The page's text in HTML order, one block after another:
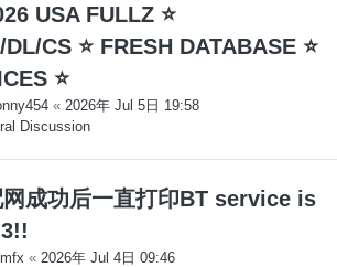
USA FULLZ ⭐
CS ⭐ FRESH DATABASE ⭐
⭐
« 2026年 Jul 5日 19:58
Discussion
成功后一直打印BT service is
« 2026年 Jul 4日 09:46